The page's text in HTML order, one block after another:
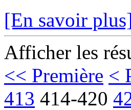
[En savoir
Afficher les
<< Première <
413 414-420